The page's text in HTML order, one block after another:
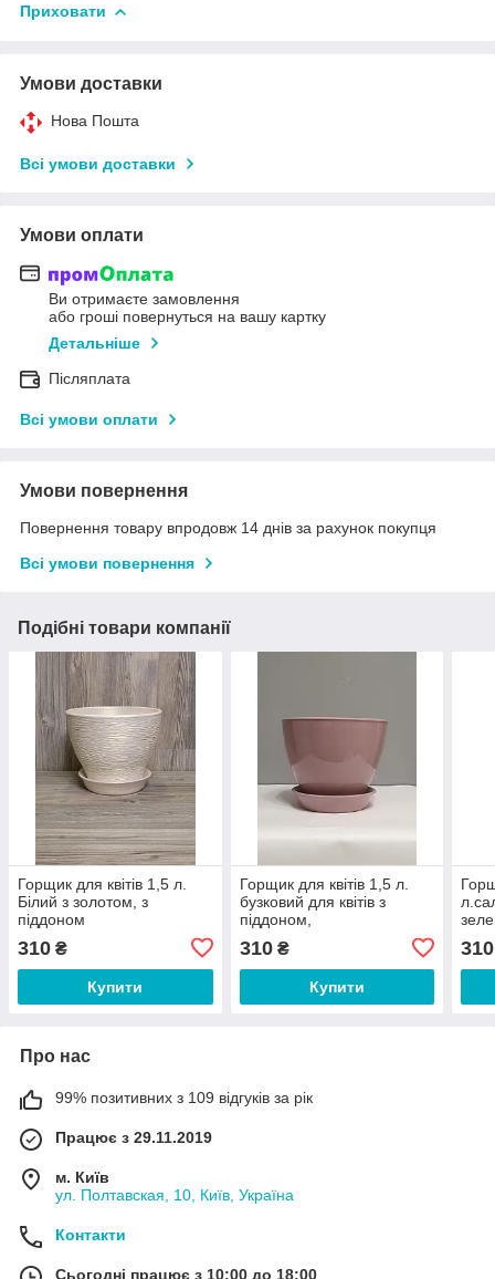
Приховати
Умови доставки
Нова Пошта
Всі умови доставки
Умови оплати
Ви отримаєте замовлення
або гроші повернуться на вашу картку
Детальніше
Післяплата
Всі умови оплати
Умови повернення
Повернення товару впродовж 14 днів за рахунок покупця
Всі умови повернення
Подібні товари компанії
Горщик для квітів 1,5 л.
Білий з золотом, з
піддоном
310 ₴
Купити
Горщик для квітів 1,5 л.
бузковий для квітів з
піддоном,
310₴
Купити
310
Про нас
99% позитивних з 109 відгуків за рік
Працює з 29.11.2019
м. Київ
ул. Полтавская, 10, Київ, Україна
Контакти
Сьогодні працює з 10:00 до 18:00